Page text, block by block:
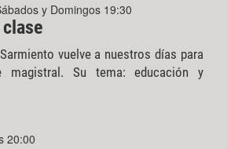
y Domingos 19:30
vuelve a nuestros días para
magistral. Su tema: educación y
20:00